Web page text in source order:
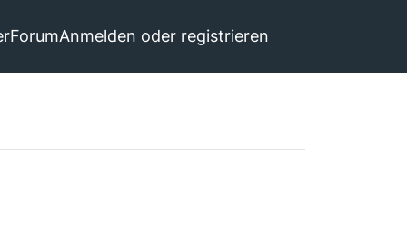
ForumAnmelden oder registrieren